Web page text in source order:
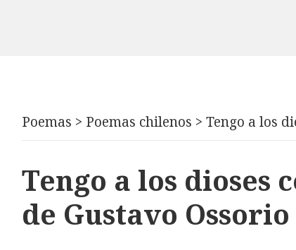
Poemas > Poemas chilenos >Tengo a los
Tengo a los dioses
de Gustavo Ossorio